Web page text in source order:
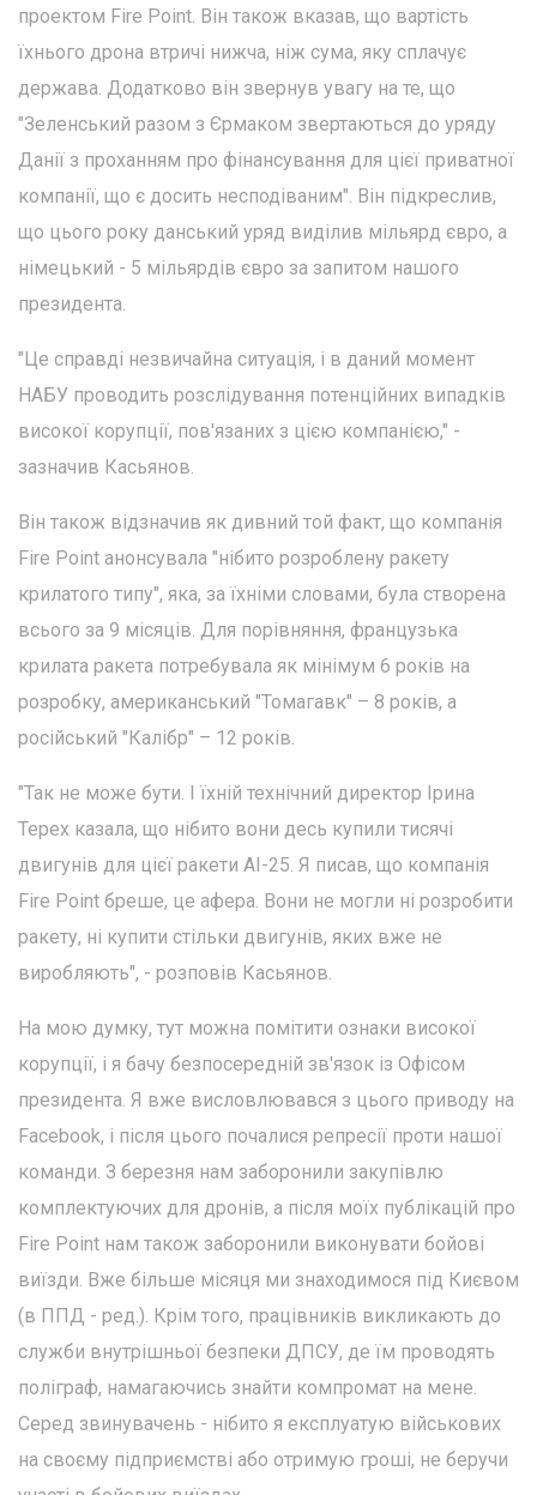
проектом Fire Point. Він також вказав, що вартість
їхнього дрона втричі нижча, ніж сума, яку сплачує
держава. Додатково він звернув увагу на те, що
"Зеленський разом з Єрмаком звертаються до уряду
Данії з проханням про фінансування для цієї приватної
компанії, що є досить несподіваним". Він підкреслив,
що цього року данський уряд виділив мільярд євро, а
німецький - 5 мільярдів євро за запитом нашого
президента.
"Це справді незвичайна ситуація, і в даний момент
НАБУ проводить розслідування потенційних випадків
високої корупції, пов'язаних з цією компанією," -
зазначив Касьянов.
Він також відзначив як дивний той факт, що компанія
Fire Point анонсувала "нібито розроблену ракету
крилатого типу", яка, за їхніми словами, була створена
всього за 9 місяців. Для порівняння, французька
крилата ракета потребувала як мінімум 6 років на
розробку, американський "Томагавк" – 8 років, а
російський "Калібр" – 12 років.
"Так не може бути. І їхній технічний директор Ірина
Терех казала, що нібито вони десь купили тисячі
двигунів для цієї ракети АІ-25. Я писав, що компанія
Fire Point бреше, це афера. Вони не могли ні розробити
ракету, ні купити стільки двигунів, яких вже не
виробляють", - розповів Касьянов.
На мою думку, тут можна помітити ознаки високої
корупції, і я бачу безпосередній зв'язок із Офісом
президента. Я вже висловлювався з цього приводу на
Facebook, і після цього почалися репресії проти нашої
команди. З березня нам заборонили закупівлю
комплектуючих для дронів, а після моїх публікацій про
Fire Point нам також заборонили виконувати бойові
виїзди. Вже більше місяця ми знаходимося під Києвом
(в ППД - ред.). Крім того, працівників викликають до
служби внутрішньої безпеки ДПСУ, де їм проводять
поліграф, намагаючись знайти компромат на мене.
Серед звинувачень - нібито я експлуатую військових
на своєму підприємстві або отримую гроші, не беручи